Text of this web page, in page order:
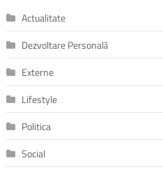
Actualitate
Dezvoltare Personală
Externe
Lifestyle
Politica
Social